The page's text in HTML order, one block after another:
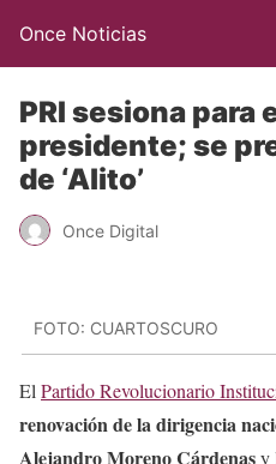
Once Noticias
PRI sesiona para
presidente; se
de ‘Alito’
Once Digital
FOTO: CUARTOSCURO
El Partido Revolucionario
renovación de la dirigencia
Alejandro Moreno Cárdenasy